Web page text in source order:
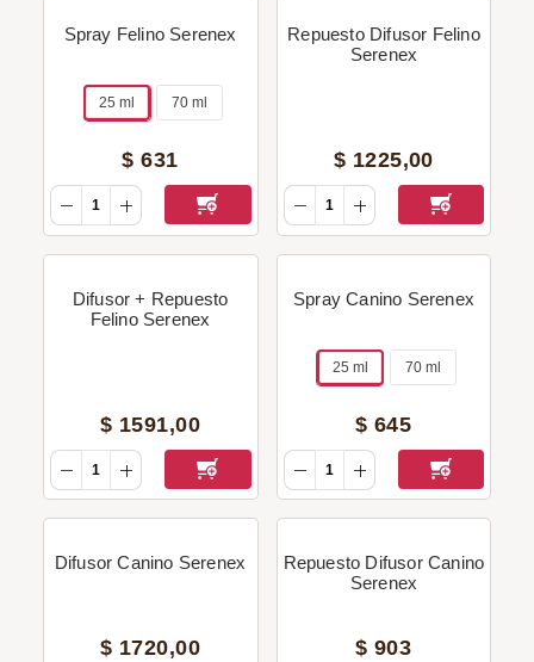
Spray Felino Serenex
25 ml 70 ml
$ 631
Repuesto Difusor Felino
Serenex
$ 1225,00
Difusor + Repuesto
Felino Serenex
$ 1591,00
Spray Canino Serenex
25 ml 70 ml
$ 645
Difusor Canino Serenex
$ 1720,00
Repuesto Difusor Canino
Serenex
$ 903